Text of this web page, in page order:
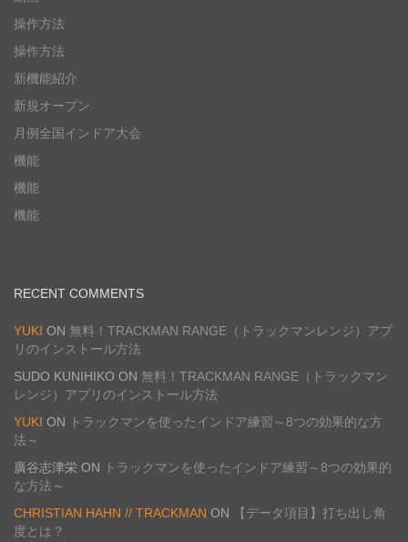
操作方法
操作方法
新機能紹介
新規オープン
月例全国インドア大会
機能
機能
機能
RECENT COMMENTS
YUKI ON 無料！TRACKMAN RANGE（トラックマンレンジ）アプ
リのインストール方法
SUDO KUNIHIKO ON 無料！TRACKMAN RANGE（トラックマン
レンジ）アプリのインストール方法
YUKI ON
トラックマンを使ったインドア練習～8つの効果的な方
法～
廣谷志津栄 ON
トラックマンを使ったインドア練習～8つの効果的
な方法～
CHRISTIAN HAHN // TRACKMAN ON
【データ項目】打ち出し角
度とは？